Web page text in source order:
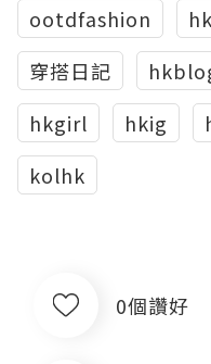
ootdfashion
穿搭日記
hkgirl
hkig
kolhk
0個讚好